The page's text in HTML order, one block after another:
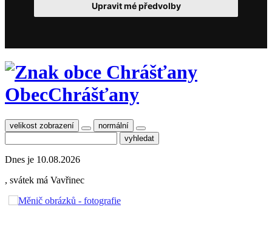
Upravit mé předvolby
ObecChrášťany
velikost zobrazení normální
Dnes je 10.08.2026
, svátek má Vavřinec